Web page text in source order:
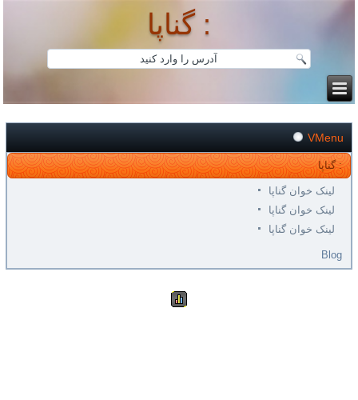
گناپا :
VMenu
گناپا :
لینک خوان گناپا
لینک خوان گناپا
لینک خوان گناپا
Blog